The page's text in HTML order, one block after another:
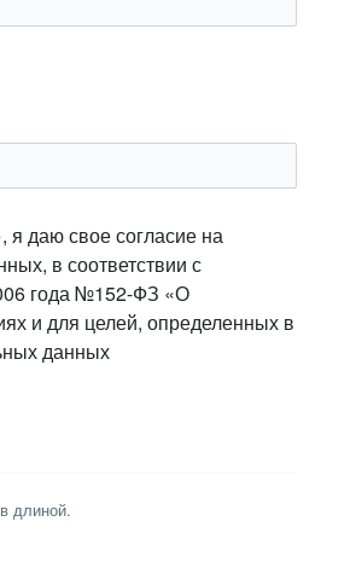
я даю свое согласие на
в соответствии с
года №152-ФЗ «О
и для целей, определенных в
данных
длиной.